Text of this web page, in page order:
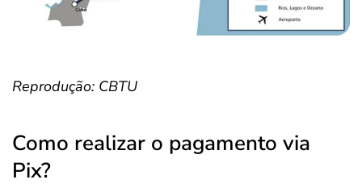
Reprodução: CBTU
Como realizar o pagamento via
Pix?